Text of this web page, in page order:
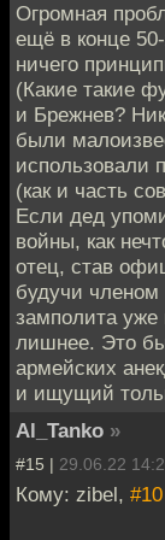
Огромная
ещё в конце
ничего
(Какие такие
и Брежнев?
были
использовали
(как и часть
Если дед
войны, как
отец, став
будучи членом
замполита уже
лишнее. Это
армейских
и ищущий
Al_Tanko »
#15 | 29.06.22
Кому: zibel, #10